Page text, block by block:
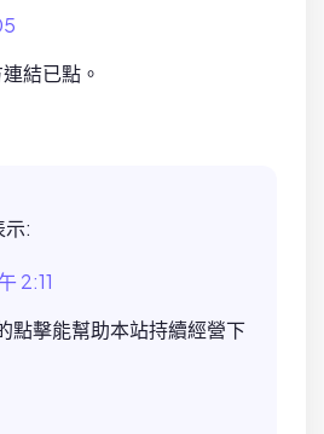
結已點。
示:
2:11
點擊能幫助本站持續經營下